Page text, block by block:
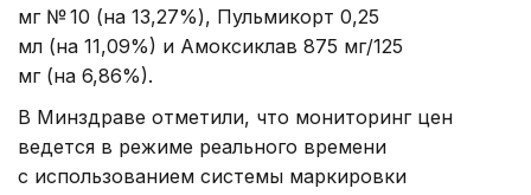
мг № 10 (на 13,27%), Пульмикорт 0,25
мл (на 11,09%) и Амоксиклав 875 мг/125
мг (на 6,86%).
В Минздраве отметили, что мониторинг цен
ведется в режиме реального времени
с использованием системы маркировки